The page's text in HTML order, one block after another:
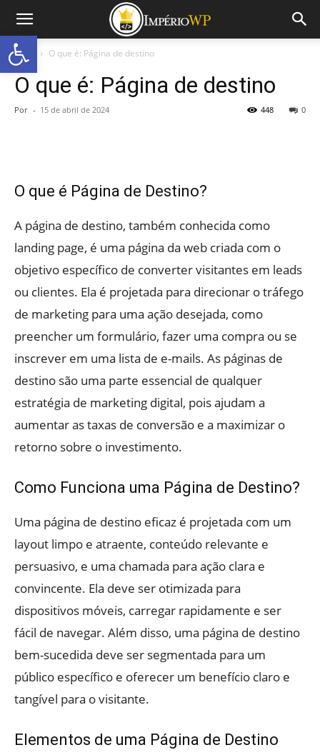
Início O que é: Página de destino
O que é: Página de destino
Por - 15 de abril de 2024 0
448
O que é Página de Destino?
A página de destino, também conhecida como
landing page, é uma página da web criada com o
objetivo específico de converter visitantes em leads
ou clientes. Ela é projetada para direcionar o tráfego
de marketing para uma ação desejada, como
preencher um formulário, fazer uma compra ou se
inscrever em uma lista de e-mails. As páginas de
destino são uma parte essencial de qualquer
estratégia de marketing digital, pois ajudam a
aumentar as taxas de conversão e a maximizar o
retorno sobre o investimento.
Como Funciona uma Página de Destino?
Uma página de destino eficaz é projetada com um
layout limpo e atraente, conteúdo relevante e
persuasivo, e uma chamada para ação clara e
convincente. Ela deve ser otimizada para
dispositivos móveis, carregar rapidamente e ser
fácil de navegar. Além disso, uma página de destino
bem-sucedida deve ser segmentada para um
público específico e oferecer um benefício claro e
tangível para o visitante.
Elementos de uma Página de Destino
Abrir a barra de ferramentas